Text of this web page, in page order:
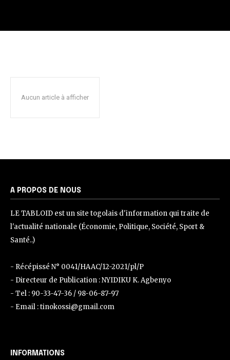
Aucun article à afficher
A PROPOS DE NOUS
LE TABLOID est un site togolais d'information qui traite de
l'actualité nationale (Économie, Politique, Société, Sport &
Santé..)
- Récépissé N° 0041/HAAC/12-2021/pl/P
- Directeur de Publication : NYIDIKU K. Agbenyo
- Tel : 90-33-47-36 / 98-06-87-97
- Email : tinokossi@gmail.com
INFORMATIONS